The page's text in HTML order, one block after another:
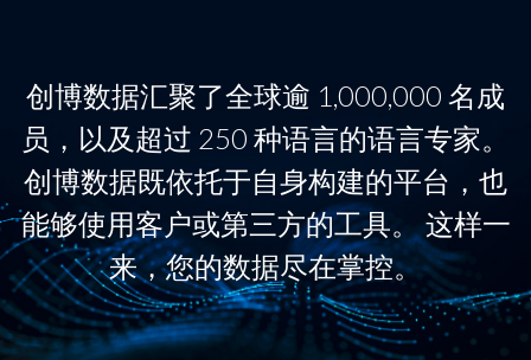
创博数据汇聚了全球逾 1,000,000 名成
员，以及超过 250 种语言的语言专家。
创博数据既依托于自身构建的平台，也
能够使用客户或第三方的工具。 这样一
来，您的数据尽在掌控。